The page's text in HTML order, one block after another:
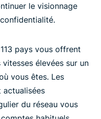
le visionnage
pays vous offrent
élevées sur un
vous êtes. Les
actualisées
du réseau vous